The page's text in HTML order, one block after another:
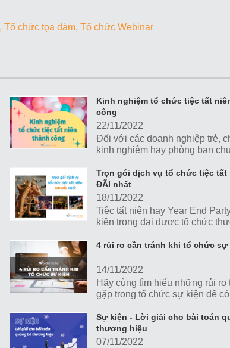
Tổ chức tọa đàm Tổ chức Webinar
Kinh nghiệm tổ chức tiệc tất
công
22/11/2022
Đối với các doanh nghiệp trẻ,
kinh nghiệm hay phòng ban
tiệc tất niên thành công, chuẩn
một số yếu tố bạn cần lưu tâm.
Wonder Media khám phá nhé!
Trọn gói dịch vụ tổ chức tiệc tất
ĐÃI nhất
18/11/2022
Tiệc tất niên hay Year End
kiện trọng đại được tổ chức
mới, đồng thời gắn kết nội bộ
4 rủi ro cần tránh khi tổ chức sự
14/11/2022
Hãy cùng tìm hiểu những rủi
gặp trong tổ chức sự kiện để
hưởng tiêu cực lên hình ảnh
lược truyền thông của doanh
Sự kiện - Lời giải cho bài toán
thương hiệu
07/11/2022